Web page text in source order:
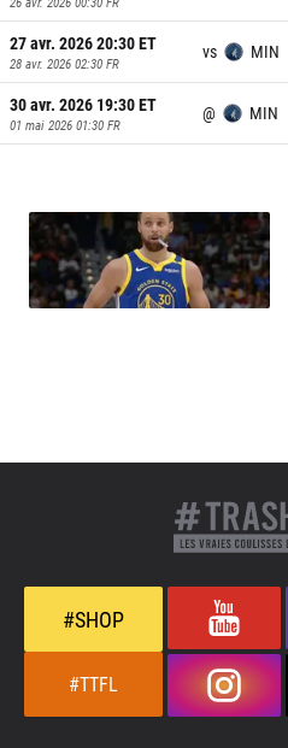
27 avr. 2026 20:30ET
28 avr. 2026 02:30 FR
vs MIN
30 avr. 2026 19:30ET
01 mai 2026 01:30 FR
@ MIN
#SHOP
#TTFL